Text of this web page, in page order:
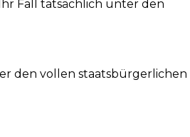
Fall tatsächlich unter den
den vollen staatsbürgerlichen